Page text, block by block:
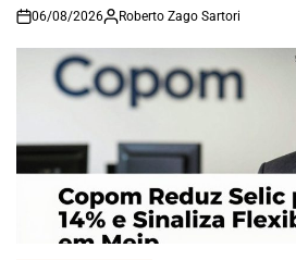
on
06/08/2026 Roberto Zago Sartori